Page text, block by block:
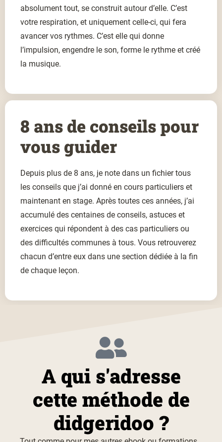
absolument tout, se construit autour d’elle. C’est
votre respiration, et uniquement celle-ci, qui fera
avancer vos rythmes. C’est elle qui donne
l’impulsion, engendre le son, forme le rythme et créé
la musique.
8 ans de conseils pour
vous guider
Depuis plus de 8 ans, je note dans un fichier tous
les conseils que j’ai donné en cours particuliers et
maintenant en stage. Après toutes ces années, j’ai
accumulé des centaines de conseils, astuces et
exercices qui répondent à des cas particuliers ou
des difficultés communes à tous. Vous retrouverez
chacun d’entre eux dans une section dédiée à la fin
de chaque leçon.
A qui s'adresse
cette méthode de
didgeridoo ?